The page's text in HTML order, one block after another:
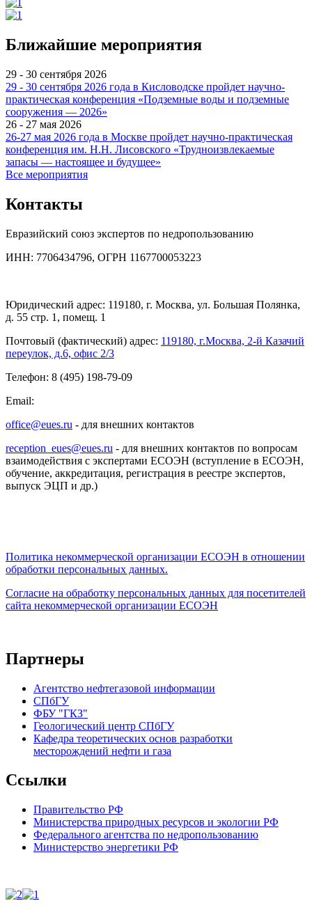
Ближайшие мероприятия
29 - 30 сентября 2026
29 - 30 сентября 2026 года в Кисловодске пройдет научно-
практическая конференция «Подземные воды и подземные
сооружения — 2026»
26 - 27 мая 2026
26-27 мая 2026 года в Москве пройдет научно-практическая
конференция им. Н.Н. Лисовского «Трудноизвлекаемые
запасы — настоящее и будущее»
Все мероприятия
Контакты
Евразийский союз экспертов по недропользованию
ИНН: 7706434796, ОГРН 1167700053223
Юридический адрес: 119180, г. Москва, ул. Большая Полянка,
д. 55 стр. 1, помещ. 1
Почтовый (фактический) адрес: 119180, г.Москва, 2-й Казачий
переулок, д.6, офис 2/3
Телефон: 8 (495) 198-79-09
Email:
office@eues.ru - для внешних контактов
reception_eues@eues.ru - для внешних контактов по вопросам
взаимодействия с экспертами ЕСОЭН (вступление в ЕСОЭН,
обучение, аккредитация, регистрация в реестре экспертов,
выпуск ЭЦП и др.)
Политика некоммерческой организации ЕСОЭН в отношении
обработки персональных данных.
Согласие на обработку персональных данных для посетителей
сайта некоммерческой организации ЕСОЭН
Партнеры
Агентство нефтегазовой информации
СПбГУ
ФБУ "ГКЗ"
Геологический центр СПбГУ
Кафедра теоретических основ разработки
месторождений нефти и газа
Ссылки
Правительство РФ
Министерства природных ресурсов и экологии РФ
Федерального агентства по недропользованию
Министерство энергетики РФ